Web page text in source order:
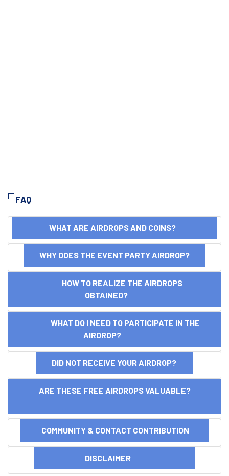
FAQ
WHAT ARE AIRDROPS AND COINS?
WHY DOES THE EVENT PARTY AIRDROP?
HOW TO REALIZE THE AIRDROPS
OBTAINED?
WHAT DO I NEED TO PARTICIPATE IN THE
AIRDROP?
DID NOT RECEIVE YOUR AIRDROP?
ARE THESE FREE AIRDROPS VALUABLE?
COMMUNITY & CONTACT CONTRIBUTION
DISCLAIMER